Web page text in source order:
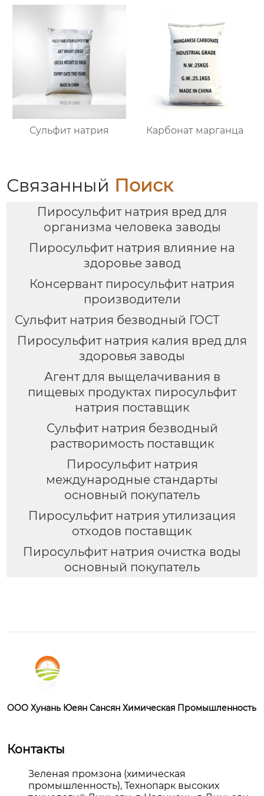
Сульфит натрия Карбонат марганца
Связанный Поиск
Пиросульфит натрия вред для
организма человека заводы
Пиросульфит натрия влияние на
здоровье завод
Консервант пиросульфит натрия
производители
Сульфит натрия безводный ГОСТ
Пиросульфит натрия калия вред для
здоровья заводы
Агент для выщелачивания в
пищевых продуктах пиросульфит
натрия поставщик
Сульфит натрия безводный
растворимость поставщик
Пиросульфит натрия
международные стандарты
основный покупатель
Пиросульфит натрия утилизация
отходов поставщик
Пиросульфит натрия очистка воды
основный покупатель
OOO Хунань Юеян Сансян Химическая Промышленность
Контакты
Зеленая промзона (химическая
промышленность), Технопарк высоких